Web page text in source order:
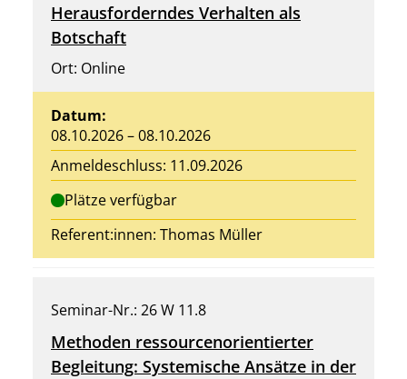
Herausforderndes Verhalten als
Botschaft
Ort: Online
Datum:
08.10.2026 – 08.10.2026
Anmeldeschluss: 11.09.2026
Plätze verfügbar
Referent:innen: Thomas Müller
Seminar-Nr.: 26 W 11.8
Methoden ressourcenorientierter
Begleitung: Systemische Ansätze in der